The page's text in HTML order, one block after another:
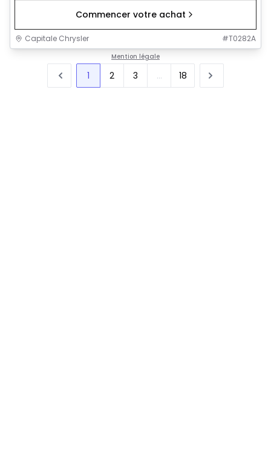
Commencer votre achat
Capitale Chrysler #T0282A
Mention légale
1 2 3 ... 18